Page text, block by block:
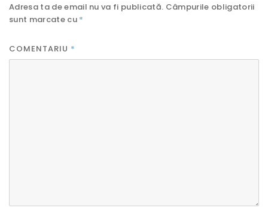
Adresa ta de email nu va fi publicată. Câmpurile obligatorii
sunt marcate cu *
COMENTARIU *